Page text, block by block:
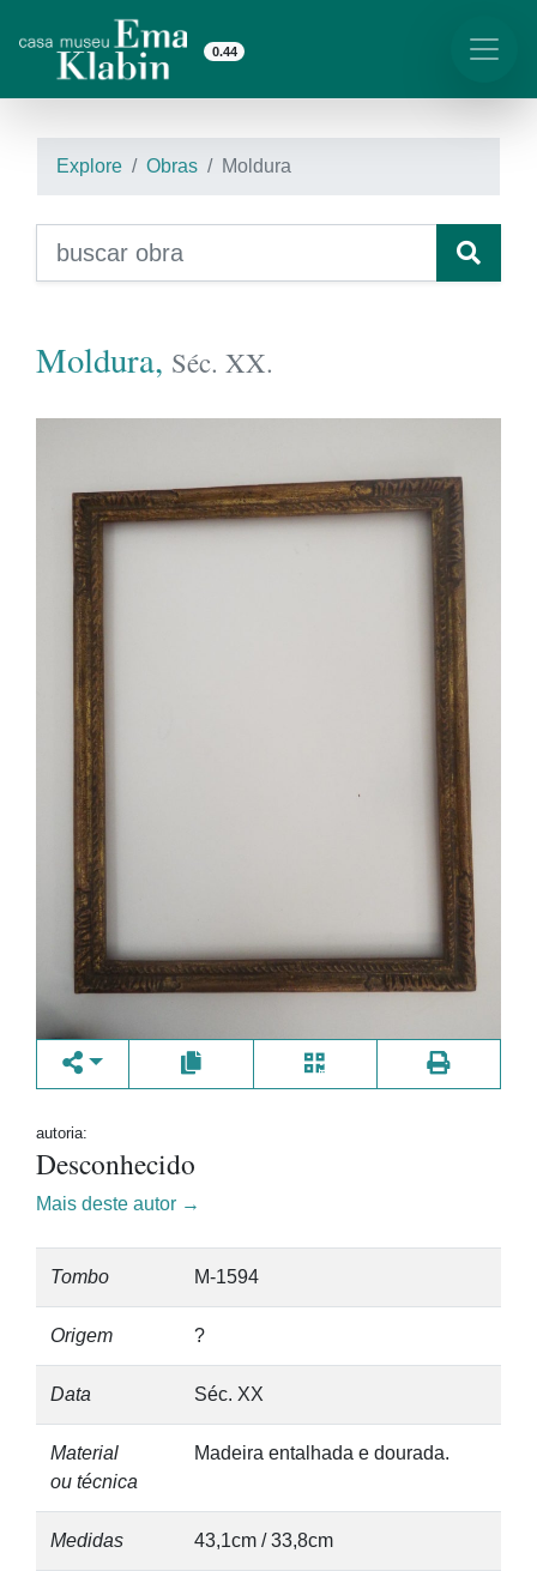
0.44
Explore Obras Moldura
Moldura, Séc. XX.
autoria:
Desconhecido
Mais deste autor →
Tombo M-1594
Origem ?
Data Séc. XX
Material
ou técnica
Madeira entalhada e dourada.
Medidas 43,1cm / 33,8cm